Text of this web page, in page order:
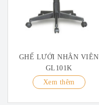
GHẾ LƯỚI NHÂN VIÊN
GL101K
Xem thêm